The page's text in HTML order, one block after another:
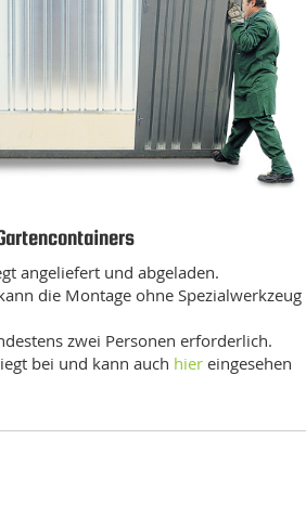
angeliefert und abgeladen.
die Montage ohne Spezialwerkzeug
zwei Personen erforderlich.
bei und kann auch hier eingesehen